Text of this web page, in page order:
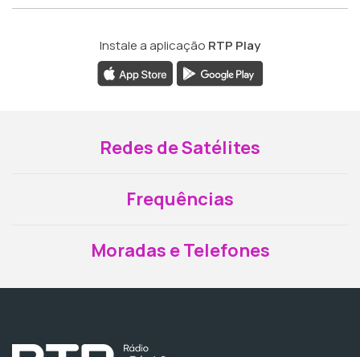
Instale a aplicação RTP Play
Redes de Satélites
Frequências
Moradas e Telefones